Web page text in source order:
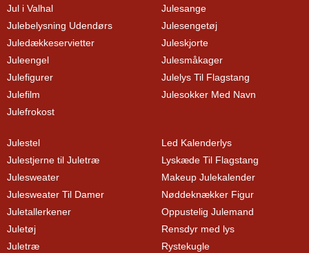
Jul i Valhal
Julebelysning Udendørs
Juledækkeservietter
Juleengel
Julefigurer
Julefilm
Julefrokost
Julesange
Julesengetøj
Juleskjorte
Julesmåkager
Julelys Til Flagstang
Julesokker Med Navn
Julestel
Julestjerne til Juletræ
Julesweater
Julesweater Til Damer
Juletallerkener
Juletøj
Juletræ
Led Kalenderlys
Lyskæde Til Flagstang
Makeup Julekalender
Nøddeknækker Figur
Oppustelig Julemand
Rensdyr med lys
Rystekugle